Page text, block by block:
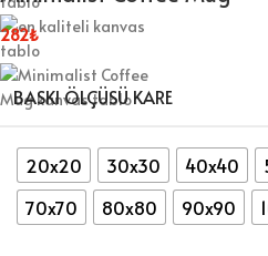
282₺
BASKI ÖLÇÜSÜ KARE
20x20 30x30 40x40
70x70
80x80 90x90